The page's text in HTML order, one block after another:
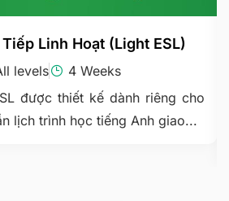
Linh Hoạt (Light ESL)
levels
4 Weeks
được thiết kế dành riêng cho
lịch trình học tiếng Anh giao...